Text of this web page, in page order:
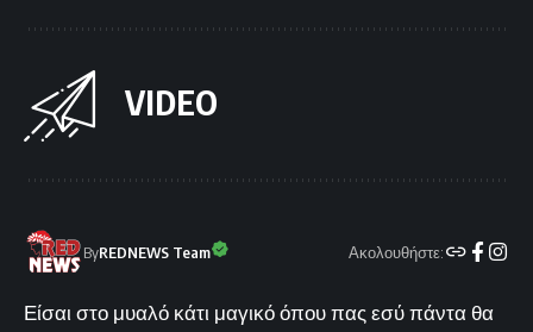
VIDEO
ByREDNEWS Team Ακολουθήστε:
Είσαι στο μυαλό κάτι μαγικό όπου πας εσύ πάντα θα